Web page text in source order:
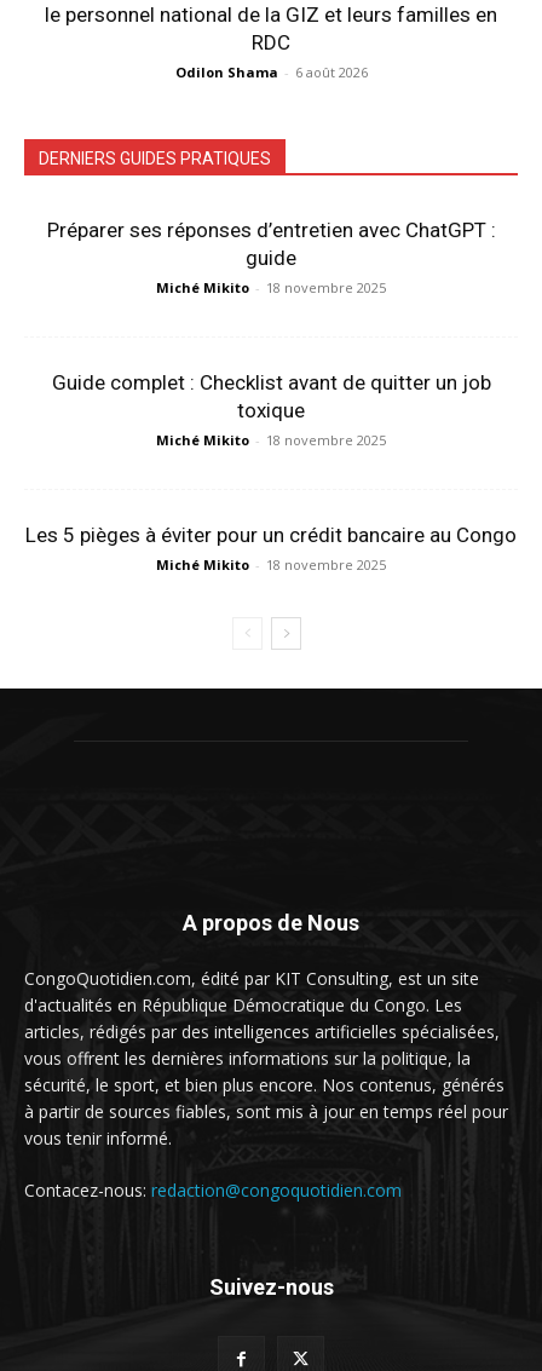
le personnel national de la GIZ et leurs familles en
RDC
Odilon Shama - 6 août 2026
DERNIERS GUIDES PRATIQUES
Préparer ses réponses d’entretien avec ChatGPT :
guide
Miché Mikito - 18 novembre 2025
Guide complet : Checklist avant de quitter un job
toxique
Miché Mikito - 18 novembre 2025
Les 5 pièges à éviter pour un crédit bancaire au Congo
Miché Mikito - 18 novembre 2025
A propos de Nous
CongoQuotidien.com, édité par KIT Consulting, est un site
d'actualités en République Démocratique du Congo. Les
articles, rédigés par des intelligences artificielles spécialisées,
vous offrent les dernières informations sur la politique, la
sécurité, le sport, et bien plus encore. Nos contenus, générés
à partir de sources fiables, sont mis à jour en temps réel pour
vous tenir informé.
Contacez-nous: redaction@congoquotidien.com
Suivez-nous